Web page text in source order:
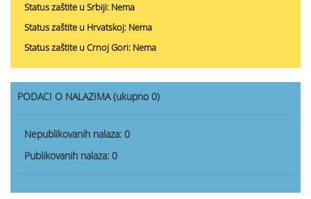
Status zaštite u Srbiji: Nema
Status zaštite u Hrvatskoj: Nema
Status zaštite u Crnoj Gori: Nema
PODACI O NALAZIMA (ukupno 0)
Nepublikovanih nalaza: 0
Publikovanih nalaza: 0